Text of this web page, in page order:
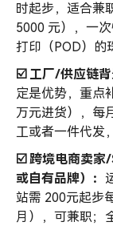
时起步，适合兼
5000 元），一
打印（POD）的
☑️ 工厂/供应链
定是优势，重点
万元进货），每
工或者一件代发
☑️ 跨境电商卖家/
或自有品牌）：
站需 200元起步
月），可兼职；